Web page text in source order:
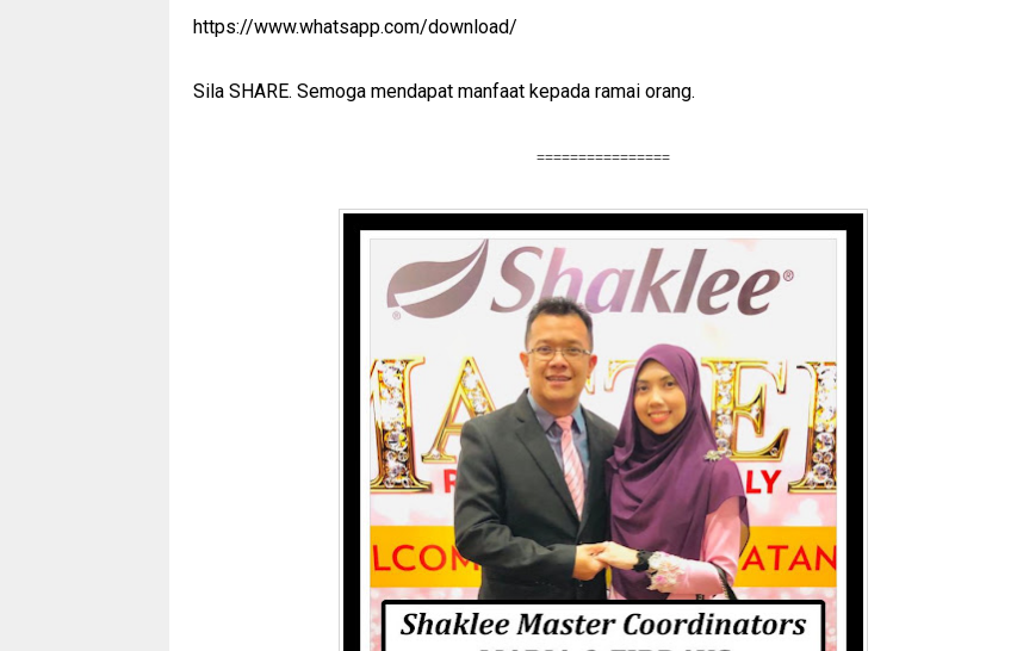
https://www.whatsapp.com/download/
Sila SHARE. Semoga mendapat manfaat kepada ramai orang.
================